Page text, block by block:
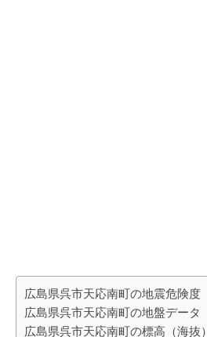
広島県呉市天応南町の地震危険度
広島県呉市天応南町の地盤データ
広島県呉市天応南町の標高（海抜）